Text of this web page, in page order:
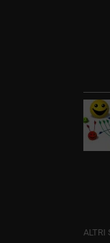
ALTRI